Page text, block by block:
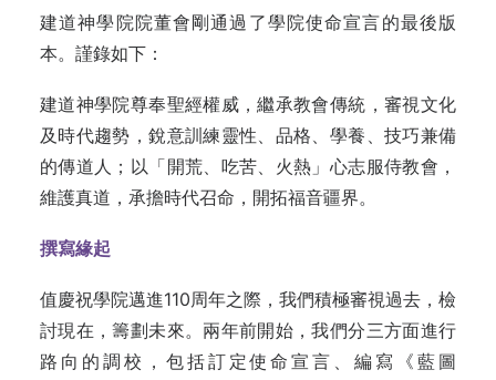
建道神學院院董會剛通過了學院使命宣言的最後版
本。謹錄如下：
建道神學院尊奉聖經權威，繼承教會傳統，審視文化
及時代趨勢，銳意訓練靈性、品格、學養、技巧兼備
的傳道人；以「開荒、吃苦、火熱」心志服侍教會，
維護真道，承擔時代召命，開拓福音疆界。
撰寫緣起
值慶祝學院邁進110周年之際，我們積極審視過去，檢
討現在，籌劃未來。兩年前開始，我們分三方面進行
路向的調校，包括訂定使命宣言、編寫《藍圖